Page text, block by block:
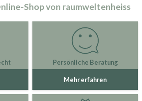
Shop von raumweltenheiss
Persönliche Beratung
Mehr erfahren